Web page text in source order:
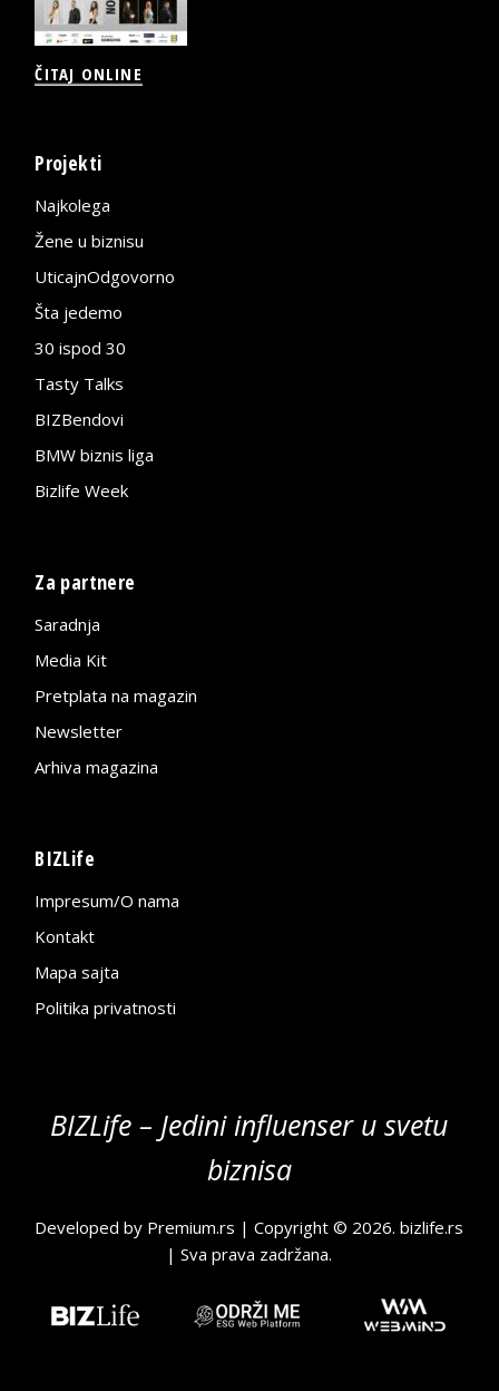
ČITAJ ONLINE
Projekti
Najkolega
Žene u biznisu
UticajnOdgovorno
Šta jedemo
30 ispod 30
Tasty Talks
BIZBendovi
BMW biznis liga
Bizlife Week
Za partnere
Saradnja
Media Kit
Pretplata na magazin
Newsletter
Arhiva magazina
BIZLife
Impresum/O nama
Kontakt
Mapa sajta
Politika privatnosti
BIZLife – Jedini influenser u svetu
biznisa
Developed by Premium.rs | Copyright © 2026.bizlife.rs
| Sva prava zadržana.